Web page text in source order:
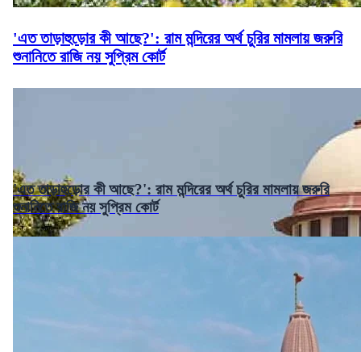
'এত তাড়াহুড়োর কী আছে?': রাম মন্দিরের অর্থ চুরির মামলায় জরুরি
শুনানিতে রাজি নয় সুপ্রিম কোর্ট
'এত তাড়াহুড়োর কী আছে?': রাম মন্দিরের অর্থ চুরির মামলায় জরুরি
শুনানিতে রাজি নয় সুপ্রিম কোর্ট